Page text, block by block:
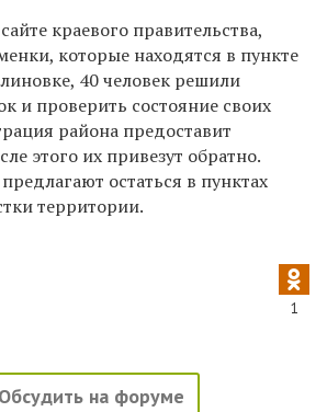
краевого правительства,
которые находятся в пункте
40 человек решили
и проверить состояние своих
района предоставит
этого их привезут обратно.
остаться в пунктах
территории.
1
Обсудить на форуме